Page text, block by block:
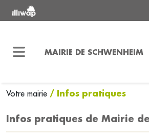
MAIRIE DE SCHWENHEIM
Votre mairie / Infos pratiques
Infos pratiques de Mairie